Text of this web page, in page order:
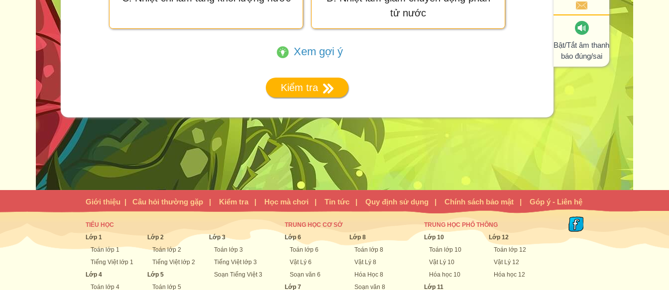
tử nước
Xem gợi ý
Kiểm tra
Bật/Tắt âm thanh
báo đúng/sai
Giới thiệu | Câu hỏi thường gặp | Kiểm tra | Học mà chơi | Tin tức | Quy định sử dụng | Chính sách bảo mật | Góp ý - Liên hệ
TIỂU HỌC
Lớp 1
Toán lớp 1
Tiếng Việt lớp 1
Lớp 4
Toán lớp 4
Lớp 2
Toán lớp 2
Tiếng Việt lớp 2
Lớp 5
Toán lớp 5
Lớp 3
Toán lớp 3
Tiếng Việt lớp 3
Soạn Tiếng Việt 3
TRUNG HỌC CƠ SỞ
Lớp 6
Toán lớp 6
Vật Lý 6
Soạn văn 6
Lớp 7
Lớp 8
Toán lớp 8
Vật Lý 8
Hóa Học 8
Soạn văn 8
TRUNG HỌC PHỔ THÔNG
Lớp 10
Toán lớp 10
Vật Lý 10
Hóa học 10
Lớp 11
Lớp 12
Toán lớp 12
Vật Lý 12
Hóa học 12